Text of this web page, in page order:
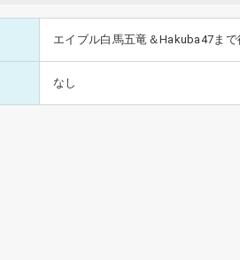
エイブル白馬五竜＆Hakuba47まで
なし